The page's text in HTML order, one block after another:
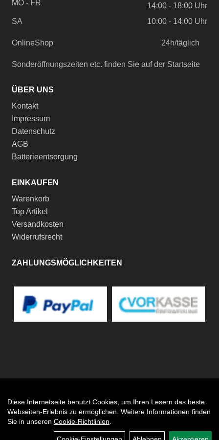
MO - FR
14:00 - 18:00 Uhr
SA
10:00 - 14:00 Uhr
OnlineShop 24h/täglich
Sonderöffnungszeiten etc. finden Sie auf der Startseite
ÜBER UNS
Kontakt
Impressum
Datenschutz
AGB
Batterieentsorgung
EINKAUFEN
Warenkorb
Top Artikel
Versandkosten
Widerrufsrecht
ZAHLUNGSMÖGLICHKEITEN
Diese Internetseite benutzt Cookies, um Ihren Lesern das beste
Webseiten-Erlebnis zu ermöglichen. Weitere Informationen finden
Sie in unseren Cookie-Richtlinien
Auftrag widerrufen